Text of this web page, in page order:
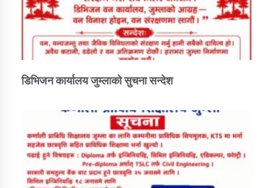
डिभिजन कार्यालय जुम्लाको सुचना सन्देश